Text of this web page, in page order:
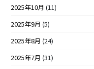
2025年10月 (11)
2025年9月 (5)
2025年8月 (24)
2025年7月 (31)